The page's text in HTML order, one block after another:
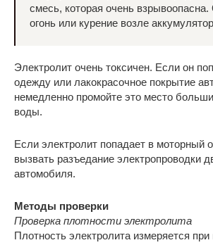
смесь, которая очень
огонь или курение возле
Электролит очень токсичен. Если он
одежду или лакокрасочное покрытие
немедленно промойте это место
воды.
Если электролит попадает в моторный
вызвать разъедание электропроводки
автомобиля.
Методы проверки
Проверка плотности электролита
Плотность электролита измеряется